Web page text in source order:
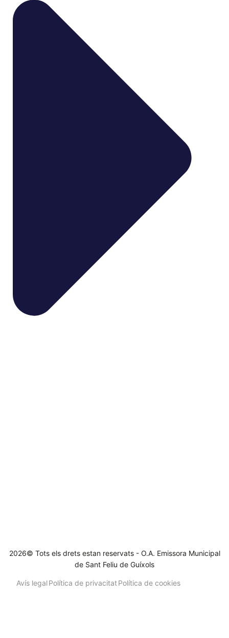
2026© Tots els drets estan reservats - O.A. Emissora Municipal
de Sant Feliu de Guíxols
Avís legalPolítica de privacitatPolítica de cookies